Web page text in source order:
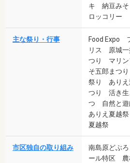
キ 納豆み
ロッコリー
主な祭り・行事
Food Expo
リス 原城一
つり マリン
そ五郎まつ
祭り ありえ
つり 活き生
つ 自然と
ありえ夏越
夏越祭
市区独自の取り組み
南島原どぶ
ール特区 農